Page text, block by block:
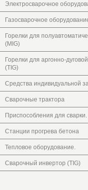
Электросварочное
Газосварочное
Горелки для
(MIG)
Горелки для аргонно-
(TIG)
Средства индивидуальной
Сварочные трактора
Приспособления для сварки.
Станции прогрева бетона
Тепловое оборудование.
Сварочный инвертор (TIG)